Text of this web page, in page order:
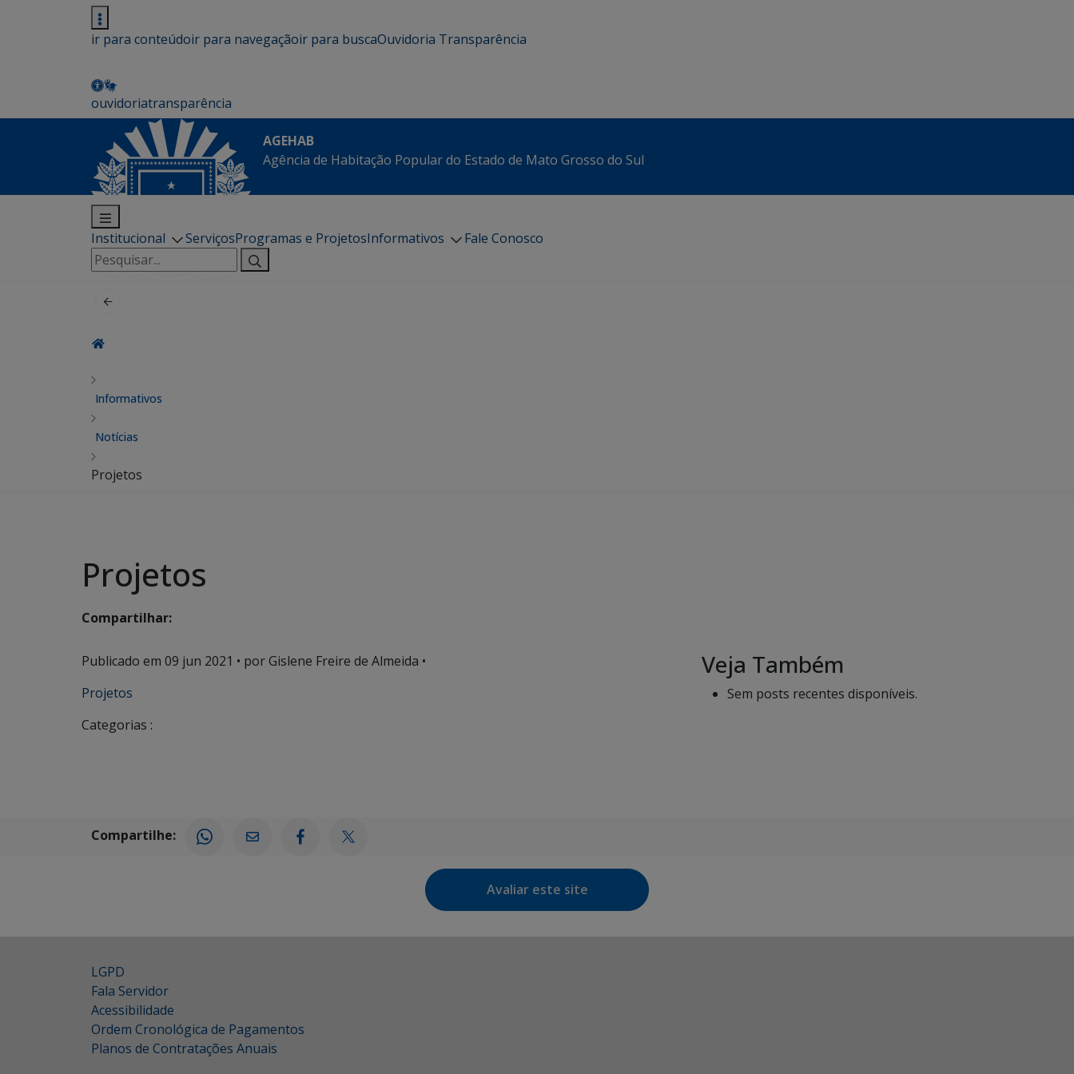
ir para conteúdoir para navegaçãoir para buscaOuvidoria Transparência
ouvidoriatransparência
AGEHAB
Agência de Habitação Popular do Estado de Mato Grosso do Sul
Institucional ServiçosProgramas e ProjetosInformativos
Fale Conosco
Pesquisar
por:
Informativos
Notícias
Projetos
Projetos
Compartilhar:
Publicado em 09 jun 2021 • por Gislene Freire de Almeida •
Projetos
Categorias :
Veja Também
Sem posts recentes disponíveis.
Compartilhe:
Avaliar este site
LGPD
Fala Servidor
Acessibilidade
Ordem Cronológica de Pagamentos
Planos de Contratações Anuais